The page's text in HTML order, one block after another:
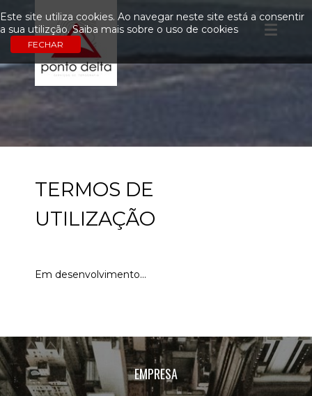
TERMOS DE
UTILIZAÇÃO
Em desenvolvimento...
EMPRESA
Este site utiliza cookies. Ao navegar neste site está a consentir
a sua utilizção.Saiba mais sobre o uso de cookies